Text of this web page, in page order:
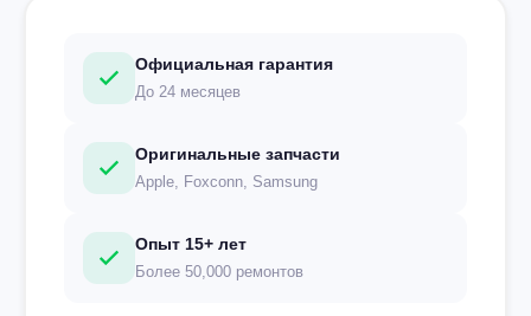
Официальная гарантия
До 24 месяцев
Оригинальные запчасти
Apple, Foxconn, Samsung
Опыт 15+ лет
Более 50,000 ремонтов